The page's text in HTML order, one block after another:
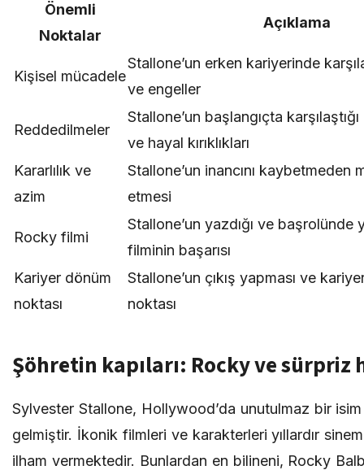
Önemli
Noktalar
Açıklama
Kişisel mücadele
Stallone’un erken kariyerinde
ve engeller
Reddedilmeler
Stallone’un başlangıçta
ve hayal kırıklıkları
Kararlılık ve
azim
Stallone’un inancını kaybetmeden
etmesi
Rocky filmi
Stallone’un yazdığı ve başrolünde
filminin başarısı
Kariyer dönüm
noktası
Stallone’un çıkış yapması ve
noktası
Şöhretin kapıları: Rocky ve sürpriz
Sylvester Stallone, Hollywood’da unutulmaz bir
gelmiştir. İkonik filmleri ve karakterleri yıllardır
ilham vermektedir. Bunlardan en bilineni, Rocky